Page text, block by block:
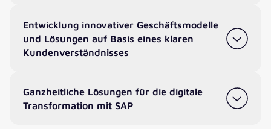
Entwicklung innovativer Geschäftsmodelle
und Lösungen auf Basis eines klaren
Kundenverständnisses
Ganzheitliche Lösungen für die digitale
Transformation mit SAP